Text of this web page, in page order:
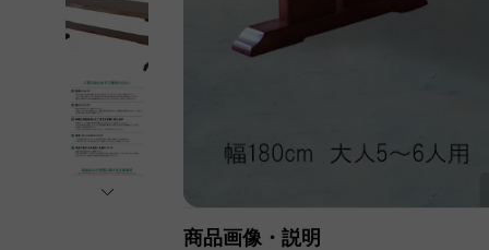
商品画像・説明